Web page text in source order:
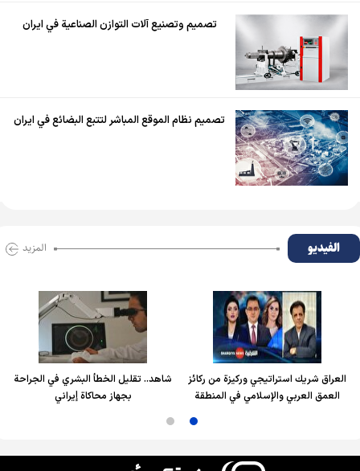
تصميم وتصنيع آلات التوازن الصناعية في ايران
تصميم نظام الموقع المباشر لتتبع البضائع في ايران
الفیدیو المزید
العراق شريك استراتيجي وركيزة من ركائز
العمق العربي والإسلامي في المنطقة
شاهد.. تقليل الخطأ البشري في الجراحة
بجهاز محاكاة إيراني